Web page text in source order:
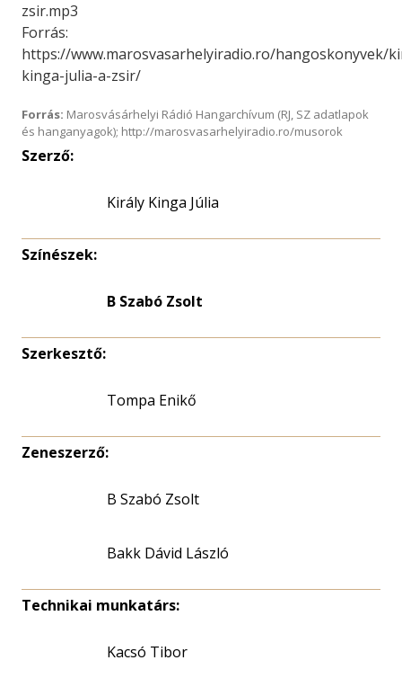
zsir.mp3
Forrás:
https://www.marosvasarhelyiradio.ro/hangoskonyvek/
kinga-julia-a-zsir/
Forrás: Marosvásárhelyi Rádió Hangarchívum (RJ, SZ adatlapok
és hanganyagok); http://marosvasarhelyiradio.ro/musorok
Szerző:
Király Kinga Júlia
Színészek:
B Szabó Zsolt
Szerkesztő:
Tompa Enikő
Zeneszerző:
B Szabó Zsolt
Bakk Dávid László
Technikai munkatárs:
Kacsó Tibor